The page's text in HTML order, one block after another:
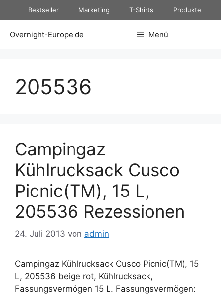
Inhalt
springen
Bestseller Marketing T-Shirts Produkte
Overnight-Europe.de Menü
205536
Campingaz
Kühlrucksack Cusco
Picnic(TM), 15 L,
205536 Rezessionen
24. Juli 2013 von admin
Campingaz Kühlrucksack Cusco Picnic(TM), 15
L, 205536 beige rot, Kühlrucksack,
Fassungsvermögen 15 L. Fassungsvermögen: